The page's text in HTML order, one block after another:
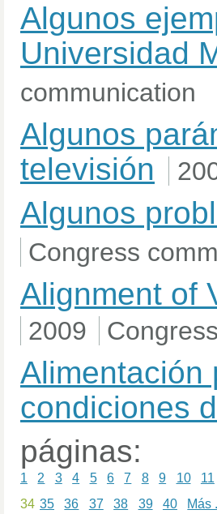
Algunos
Universidad
communication
Algunos
televisión
Algunos
Congress
Alignment of
2009
Alimentación
condiciones
páginas:
1 2 3 4 5 6 7 8 9 10 11
34 35 36 37 38 39 40 Más